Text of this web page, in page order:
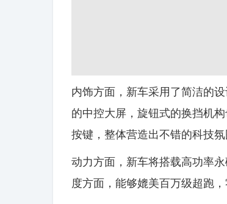
内饰方面，新车采用了简洁的
的中控大屏，旋钮式的换挡机
按键，整体营造出不错的科技氛
动力方面，新车将搭载高功率
度方面，能够媲美百万级超跑